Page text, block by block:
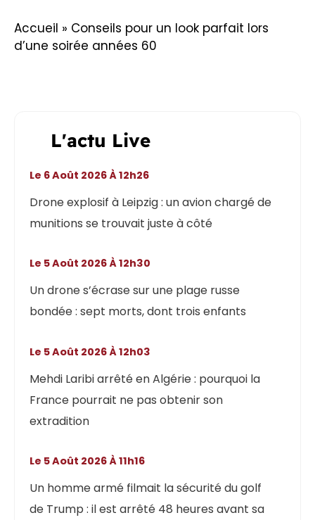
Accueil » Conseils pour un look parfait lors
d’une soirée années 60
L'actu Live
Drone explosif à Leipzig : un avion chargé de
munitions se trouvait juste à côté
Le 6 Août 2026 À 12h26
Un drone s’écrase sur une plage russe
bondée : sept morts, dont trois enfants
Le 5 Août 2026 À 12h30
Mehdi Laribi arrêté en Algérie : pourquoi la
France pourrait ne pas obtenir son
extradition
Le 5 Août 2026 À 12h03
Un homme armé filmait la sécurité du golf
de Trump : il est arrêté 48 heures avant sa
Le 5 Août 2026 À 11h16